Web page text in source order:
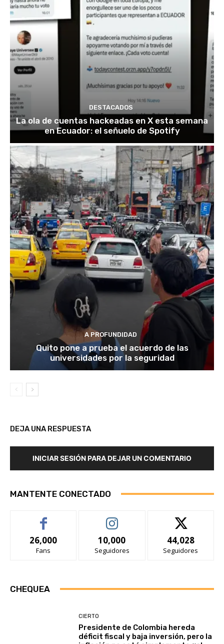
DESTACADOS
La ola de cuentas hackeadas en X esta semana
en Ecuador: el señuelo de Spotify
A PROFUNDIDAD
Quito pone a prueba el acuerdo de las
universidades por la seguridad
DEJA UNA RESPUESTA
INICIAR SESIÓN PARA DEJAR UN COMENTARIO
MANTENTE CONECTADO
26,000
Fans
10,000
Seguidores
44,028
Seguidores
CHEQUEA
CIERTO
Presidente de Colombia hereda
déficit fiscal y baja inversión, pero la